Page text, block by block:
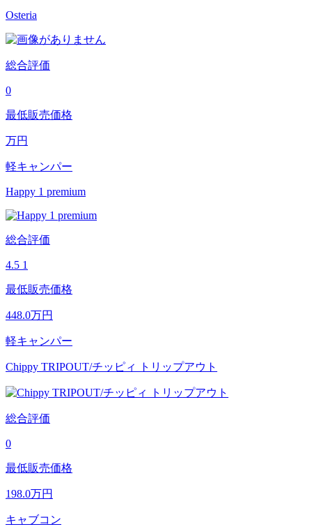
Osteria
総合評価
0
最低販売価格
万円
軽キャンパー
Happy 1 premium
総合評価
4.5 1
最低販売価格
448.0万円
軽キャンパー
Chippy TRIPOUT/チッピィ トリップアウト
総合評価
0
最低販売価格
198.0万円
キャブコン